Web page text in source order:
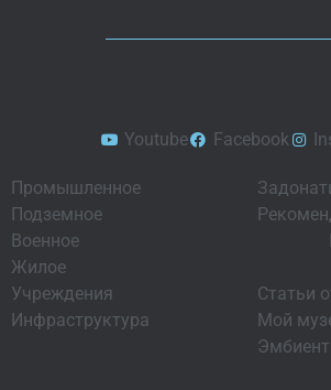
Youtube Facebook
Промышленное
Подземное
Военное
Жилое
Учреждения
Инфраструктура
Статьи
Мой